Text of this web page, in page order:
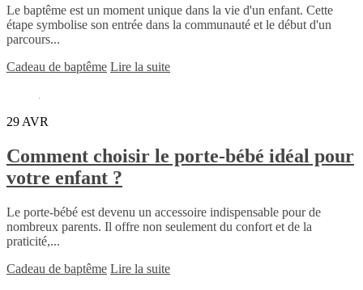
Le baptême est un moment unique dans la vie d'un enfant. Cette
étape symbolise son entrée dans la communauté et le début d'un
parcours...
Cadeau de baptême Lire la suite
29 AVR
Comment choisir le porte-bébé idéal pour
votre enfant ?
Le porte-bébé est devenu un accessoire indispensable pour de
nombreux parents. Il offre non seulement du confort et de la
praticité,...
Cadeau de baptême Lire la suite